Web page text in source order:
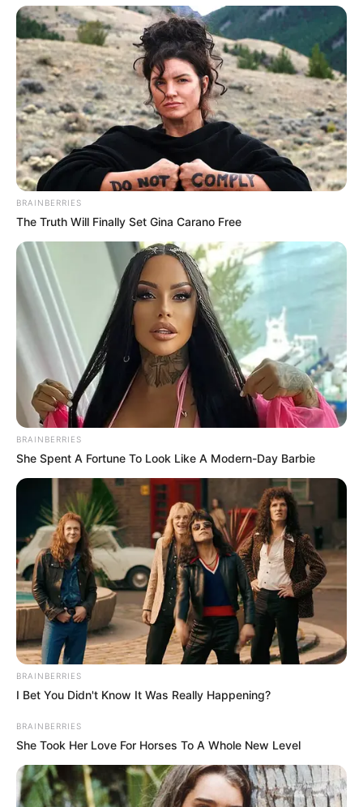
BRAINBERRIES
The Truth Will Finally Set Gina Carano Free
BRAINBERRIES
She Spent A Fortune To Look Like A Modern-Day Barbie
BRAINBERRIES
I Bet You Didn't Know It Was Really Happening?
BRAINBERRIES
She Took Her Love For Horses To A Whole New Level